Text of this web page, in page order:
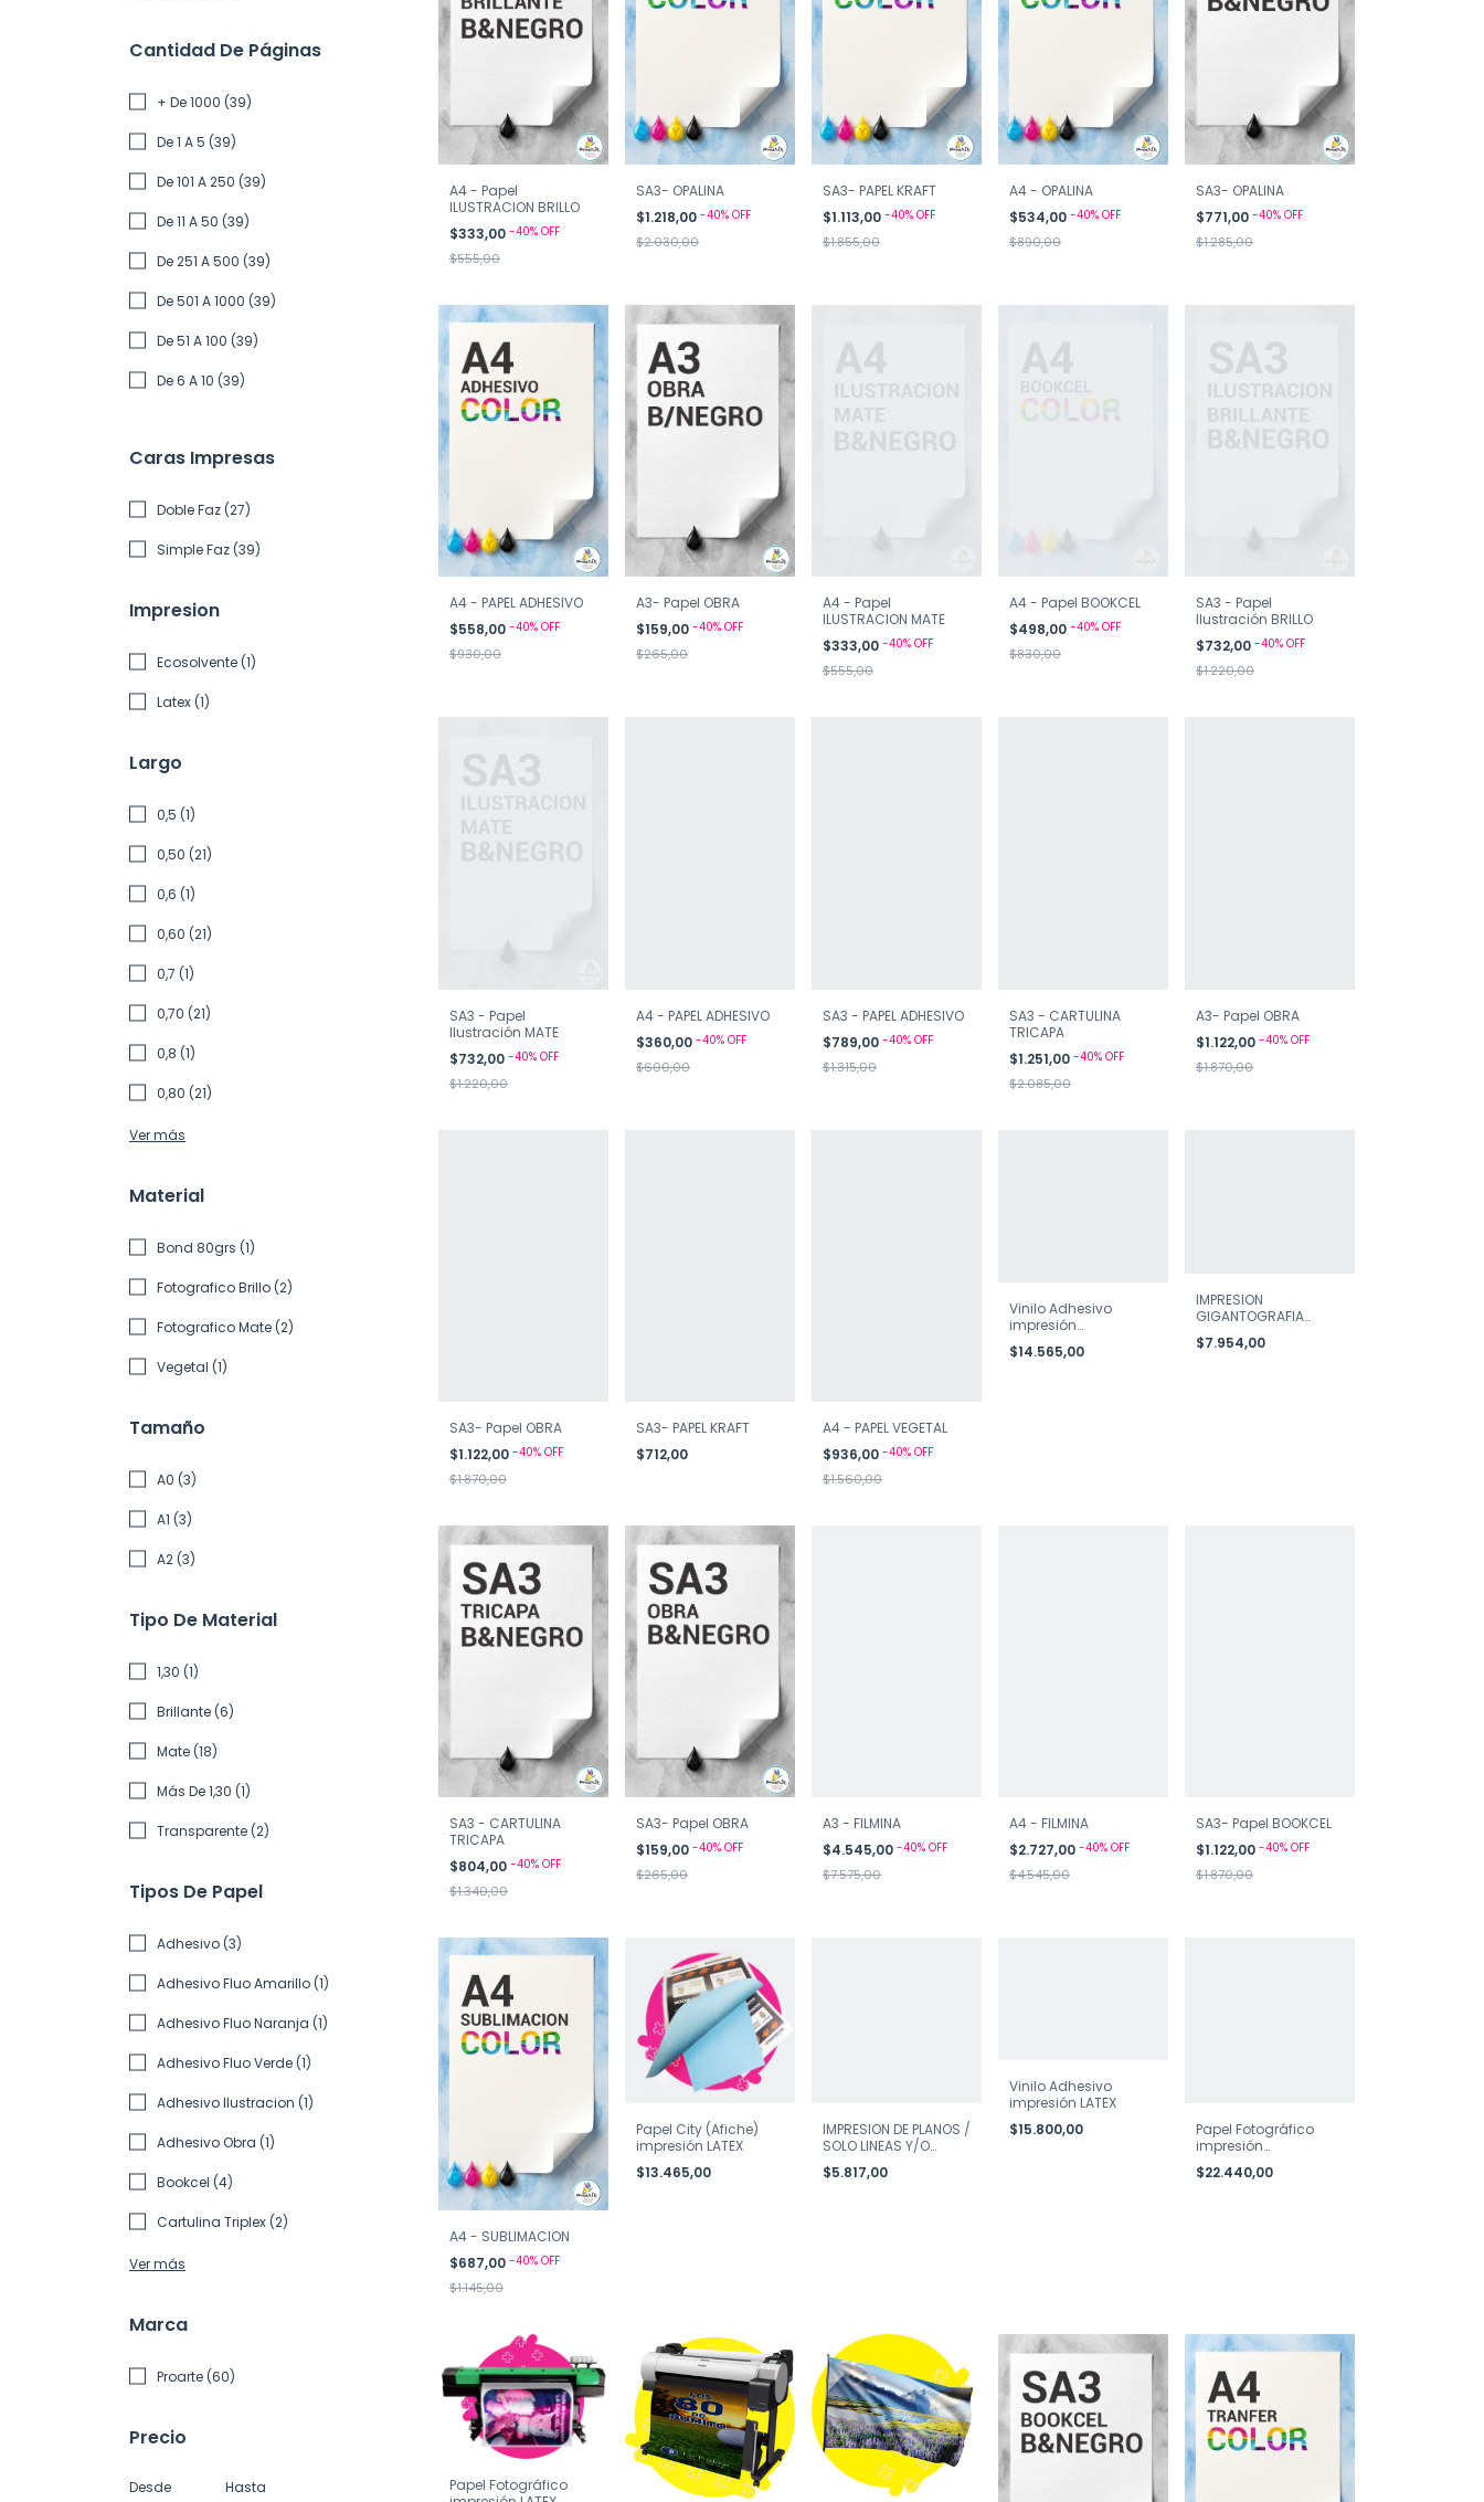
Cantidad De Páginas
+ De 1000 (39)
De 1 A 5 (39)
De 101 A 250 (39)
De 11 A 50 (39)
De 251 A 500 (39)
De 501 A 1000 (39)
De 51 A 100 (39)
De 6 A 10 (39)
Caras Impresas
Doble Faz (27)
Simple Faz (39)
Impresion
Ecosolvente (1)
Latex (1)
Largo
0,5 (1)
0,50 (21)
0,6 (1)
0,60 (21)
0,7 (1)
0,70 (21)
0,8 (1)
0,80 (21)
Ver más
Material
Bond 80grs (1)
Fotografico Brillo (2)
Fotografico Mate (2)
Vegetal (1)
Tamaño
A0 (3)
A1 (3)
A2 (3)
Tipo De Material
1,30 (1)
Brillante (6)
Mate (18)
Más De 1,30 (1)
Transparente (2)
Tipos De Papel
Adhesivo (3)
Adhesivo Fluo Amarillo (1)
Adhesivo Fluo Naranja (1)
Adhesivo Fluo Verde (1)
Adhesivo Ilustracion (1)
Adhesivo Obra (1)
Bookcel (4)
Cartulina Triplex (2)
Ver más
Marca
Proarte (60)
Precio
Desde Hasta
A4 - Papel
ILUSTRACION BRILLO
$333,00 -40% OFF
$555,00
SA3- OPALINA
$1.218,00 -40% OFF
$2.030,00
SA3- PAPEL KRAFT
$1.113,00 -40% OFF
$1.855,00
A4 - OPALINA
$534,00 -40% OFF
$890,00
SA3- OPALINA
$771,00 -40% OFF
$1.285,00
A4 - PAPEL ADHESIVO
$558,00 -40% OFF
$930,00
A3- Papel OBRA
$159,00 -40% OFF
$265,00
A4 - Papel
ILUSTRACION MATE
$333,00 -40% OFF
$555,00
A4 - Papel BOOKCEL
$498,00 -40% OFF
$830,00
SA3 - Papel
Ilustración BRILLO
$732,00 -40% OFF
$1.220,00
SA3 - Papel
Ilustración MATE
$732,00 -40% OFF
$1.220,00
A4 - PAPEL ADHESIVO
$360,00 -40% OFF
$600,00
SA3 - PAPEL ADHESIVO
$789,00 -40% OFF
$1.315,00
SA3 - CARTULINA
TRICAPA
$1.251,00 -40% OFF
$2.085,00
A3- Papel OBRA
$1.122,00 -40% OFF
$1.870,00
SA3- Papel OBRA
$1.122,00 -40% OFF
$1.870,00
SA3- PAPEL KRAFT
$712,00
A4 - PAPEL VEGETAL
$936,00 -40% OFF
$1.560,00
Vinilo Adhesivo
impresión
Ecosolvente
$14.565,00
IMPRESION
GIGANTOGRAFIA
COLOR IMAGEN Y/O
TEXTO
$7.954,00
SA3 - CARTULINA
TRICAPA
$804,00 -40% OFF
$1.340,00
SA3- Papel OBRA
$159,00 -40% OFF
$265,00
A3 - FILMINA
$4.545,00 -40% OFF
$7.575,00
A4 - FILMINA
$2.727,00 -40% OFF
$4.545,00
SA3- Papel BOOKCEL
$1.122,00 -40% OFF
$1.870,00
A4 - SUBLIMACION
$687,00 -40% OFF
$1.145,00
Papel City (Afiche)
impresión LATEX
$13.465,00
IMPRESION DE PLANOS /
SOLO LINEAS Y/O
TEXTO
$5.817,00
Vinilo Adhesivo
impresión LATEX
$15.800,00
Papel Fotográfico
impresión
Ecosolvente
$22.440,00
Papel Fotográfico